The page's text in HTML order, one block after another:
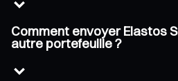
Comment envoyer Elastos
autre portefeuille ?